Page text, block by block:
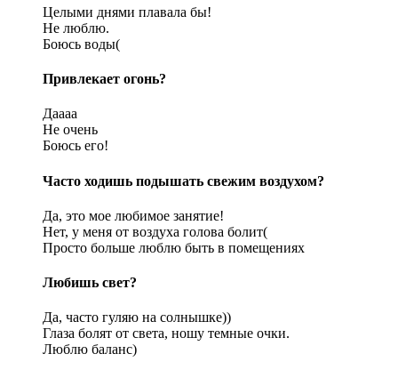
Целыми днями плавала бы!
Не люблю.
Боюсь воды(
Привлекает огонь?
Даааа
Не очень
Боюсь его!
Часто ходишь подышать свежим воздухом?
Да, это мое любимое занятие!
Нет, у меня от воздуха голова болит(
Просто больше люблю быть в помещениях
Любишь свет?
Да, часто гуляю на солнышке))
Глаза болят от света, ношу темные очки.
Люблю баланс)